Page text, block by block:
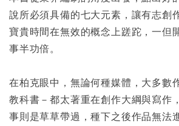
說所必須具備的七大元素，讓有志創
寶貴時間在無效的概念上蹉跎，一但
事半功倍。
在柏克眼中，無論何種媒體，大多數
教科書－都太著重在創作大綱與寫作
事則是草草帶過，種下之後作品無法